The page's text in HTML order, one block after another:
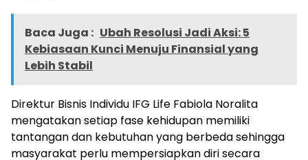
Baca Juga : Ubah Resolusi Jadi Aksi: 5
Kebiasaan Kunci Menuju Finansial yang
Lebih Stabil
Direktur Bisnis Individu IFG Life Fabiola Noralita
mengatakan setiap fase kehidupan memiliki
tantangan dan kebutuhan yang berbeda sehingga
masyarakat perlu mempersiapkan diri secara